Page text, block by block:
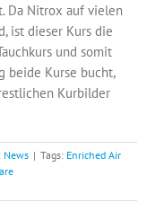
Da Nitrox auf vielen
ist dieser Kurs die
und somit
beide Kurse bucht,
Kurbilder
News | Tags: Enriched Air